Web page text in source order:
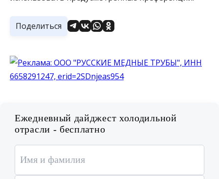
Поделиться
Ежедневный дайджест холодильной
отрасли - бесплатно